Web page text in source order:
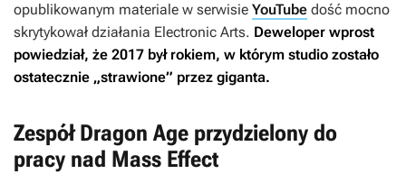
opublikowanym materiale w serwisie YouTube dość mocno
skrytykował działania Electronic Arts. Deweloper wprost
powiedział, że 2017 był rokiem, w którym studio zostało
ostatecznie „strawione” przez giganta.
Zespół Dragon Age przydzielony do
pracy nad Mass Effect